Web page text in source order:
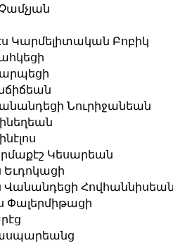
Կարմելիտական Բոբիկ
Նուրիջանեան
Կեսարեան
Փալերմիթացի